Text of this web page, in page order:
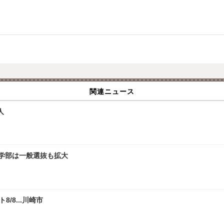
関連ニュース
部は一般選抜も拡大
8/8...川崎市